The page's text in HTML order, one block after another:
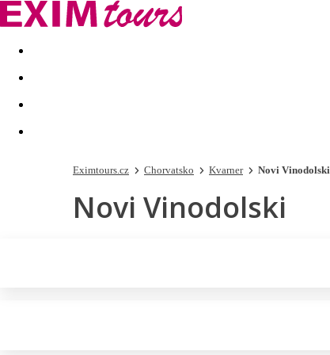
Akční nabídky Last minute
Eximtours.cz Chorvatsko Kvarner Novi Vinodolski
Novi Vinodolski